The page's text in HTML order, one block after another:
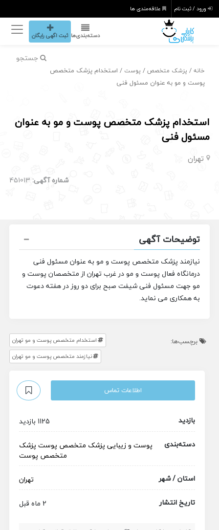
ورود / ثبت نام علاقه‌مندی ها
دسته‌بندی‌ها ثبت اگهی رایگان
جستجو
خانه / پزشک متخصص / پوست / استخدام پزشک متخصص
پوست و مو به عنوان مسئول فنی
استخدام پزشک متخصص پوست و مو به عنوان
مسئول فنی
تهران
شماره آگهی: 451013
توضیحات آگهی
نیازمند پزشک متخصص پوست و مو به عنوان مسئول فنی
درمانگاه فعال پوست و مو در غرب تهران از متخصصان پوست و
مو جهت مسئول فنی شیفت صبح برای دو روز در هفته دعوت
به همکاری می نماید.
برچسب‌ها:
استخدام متخصص پوست و مو تهران
نیازمند متخصص پوست و مو تهران
اطلاعات تماس
بازدید
1125 بازدید
دسته‌بندی
پوست و زیبایی پزشک متخصص پوست پزشک
متخصص پوست
استان / شهر
تهران
تاریخ انتشار
2 ماه قبل